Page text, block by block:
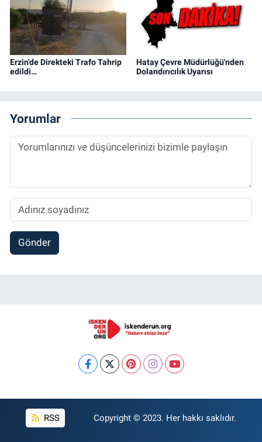
Erzin'de Direkteki Trafo Tahrip
edildi…
Hatay Çevre Müdürlüğü'nden
Dolandırıcılık Uyarısı
Yorumlar
Gönder
RSS Copyright © 2023. Her hakkı saklıdır.